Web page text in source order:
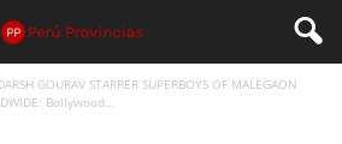
GOURAV STARRER SUPERBOYS OF MALEGAON
Bollywood...